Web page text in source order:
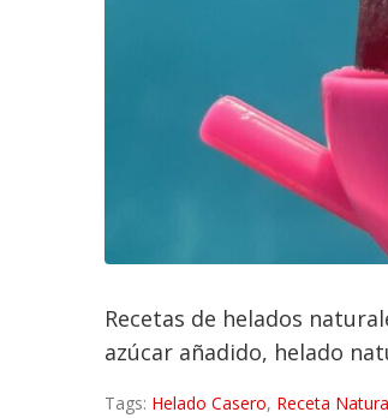
Recetas de helados
azúcar añadido, helado
Tags: Helado Casero, Receta